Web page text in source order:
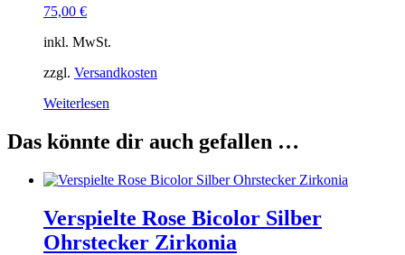
75,00 €
inkl. MwSt.
zzgl. Versandkosten
Weiterlesen
Das könnte dir auch gefallen …
Verspielte Rose Bicolor Silber
Ohrstecker Zirkonia